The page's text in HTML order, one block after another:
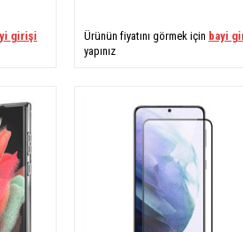
girişi
Ürünün fiyatını görmek için bayi
yapınız